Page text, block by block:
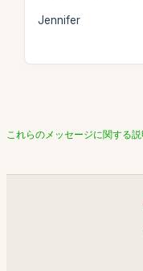
Jennifer
これらのメッセージに関する説